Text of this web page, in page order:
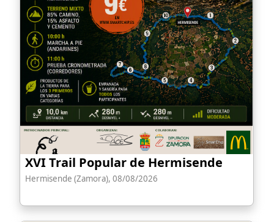
XVI Trail Popular de Hermisende
Hermisende (Zamora), 08/08/2026